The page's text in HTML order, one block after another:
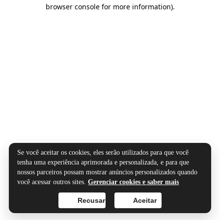
browser console for more information).
Se você aceitar os cookies, eles serão utilizados para que você
tenha uma experiência aprimorada e personalizada, e para que
nossos parceiros possam mostrar anúncios personalizados quando
você acessar outros sites.Gerenciar cookies e saber mais
Aceitar
Recusar